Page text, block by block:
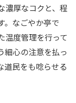
濃厚なコクと、程
。なごやか亭で
温度管理を行って
細心の注意を払っ
道民をも唸らせる